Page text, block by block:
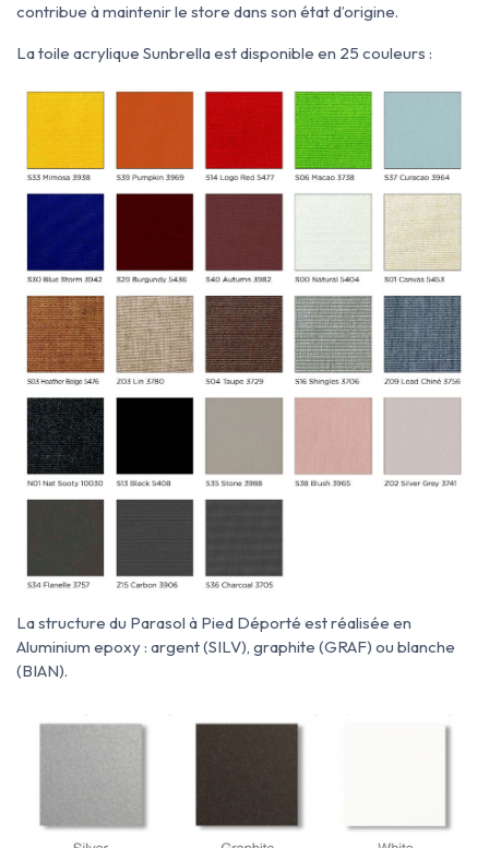
contribue à maintenir le store dans son état d’origine.
La toile acrylique Sunbrella est disponible en 25 couleurs :
La structure du Parasol à Pied Déporté est réalisée en
Aluminium epoxy : argent (SILV), graphite (GRAF) ou blanche
(BIAN).